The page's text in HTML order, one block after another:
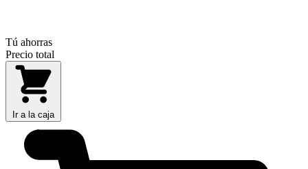
Tú ahorras
Precio total
Ir a la caja